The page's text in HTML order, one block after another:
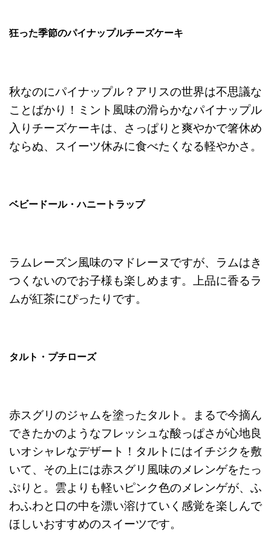
狂った季節のパイナップルチーズケーキ
秋なのにパイナップル？アリスの世界は不思議な
ことばかり！ミント風味の滑らかなパイナップル
入りチーズケーキは、さっぱりと爽やかで箸休め
ならぬ、スイーツ休みに食べたくなる軽やかさ。
ベビードール・ハニートラップ
ラムレーズン風味のマドレーヌですが、ラムはき
つくないのでお子様も楽しめます。上品に香るラ
ムが紅茶にぴったりです。
タルト・プチローズ
赤スグリのジャムを塗ったタルト。まるで今摘ん
できたかのようなフレッシュな酸っぱさが心地良
いオシャレなデザート！タルトにはイチジクを敷
いて、その上には赤スグリ風味のメレンゲをたっ
ぷりと。雲よりも軽いピンク色のメレンゲが、ふ
わふわと口の中を漂い溶けていく感覚を楽しんで
ほしいおすすめのスイーツです。